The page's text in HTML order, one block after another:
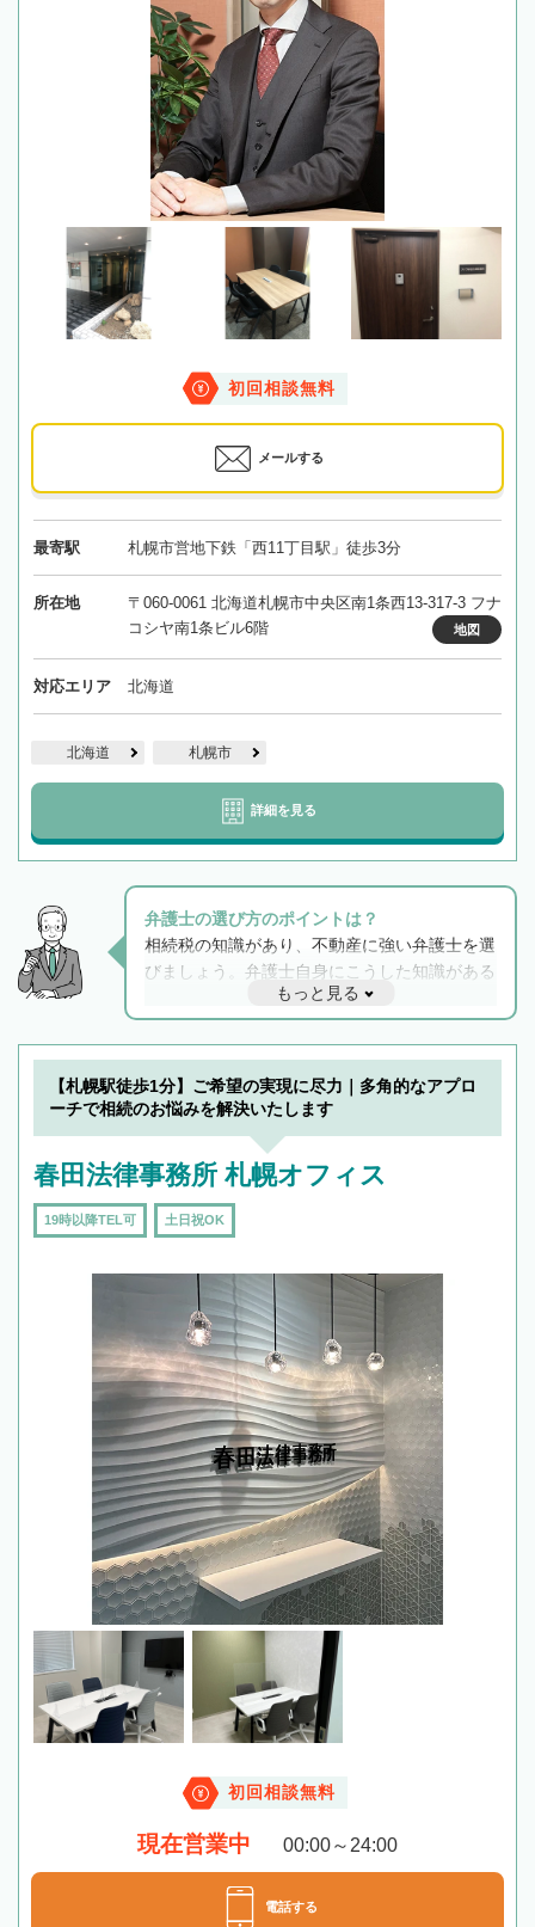
初回相談無料
メールする
最寄駅 札幌市営地下鉄「西11丁目駅」徒歩3分
所在地
〒060-0061 北海道札幌市中央区南1条西13-317-3 フナ
コシヤ南1条ビル6階
地図
対応エリア 北海道
北海道 札幌市
詳細を見る
弁護士の選び方のポイントは？
相続税の知識があり、不動産に強い弁護士を選
びましょう。弁護士自身にこうした知識がある
と他士業との連携もスムーズに進み、トラブル
解決のみならず相続をトータルで任せることが
できます。また、相続は感情がからむ分野なの
でフィーリングも重要です。実際に電話や面談
で複数の弁護士と会話をしてウマが合う方に依
もっと見る
【札幌駅徒歩1分】ご希望の実現に尽力｜多角的なアプロ
ーチで相続のお悩みを解決いたします
春田法律事務所 札幌オフィス
19時以降TEL可 土日祝OK
初回相談無料
現在営業中 00:00～24:00
電話する